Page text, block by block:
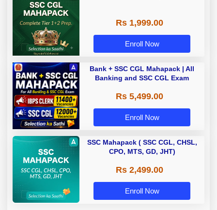
Rs 1,999.00
Enroll Now
Bank + SSC CGL Mahapack | All
Banking and SSC CGL Exam
Rs 5,499.00
Enroll Now
SSC Mahapack ( SSC CGL, CHSL,
CPO, MTS, GD, JHT)
Rs 2,499.00
Enroll Now